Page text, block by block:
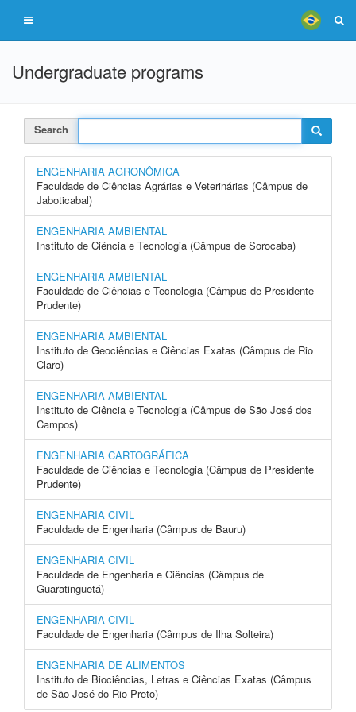
Undergraduate programs
Search
ENGENHARIA AGRONÔMICA
Faculdade de Ciências Agrárias e Veterinárias (Câmpus de
Jaboticabal)
ENGENHARIA AMBIENTAL
Instituto de Ciência e Tecnologia (Câmpus de Sorocaba)
ENGENHARIA AMBIENTAL
Faculdade de Ciências e Tecnologia (Câmpus de Presidente
Prudente)
ENGENHARIA AMBIENTAL
Instituto de Geociências e Ciências Exatas (Câmpus de Rio
Claro)
ENGENHARIA AMBIENTAL
Instituto de Ciência e Tecnologia (Câmpus de São José dos
Campos)
ENGENHARIA CARTOGRÁFICA
Faculdade de Ciências e Tecnologia (Câmpus de Presidente
Prudente)
ENGENHARIA CIVIL
Faculdade de Engenharia (Câmpus de Bauru)
ENGENHARIA CIVIL
Faculdade de Engenharia e Ciências (Câmpus de
Guaratinguetá)
ENGENHARIA CIVIL
Faculdade de Engenharia (Câmpus de Ilha Solteira)
ENGENHARIA DE ALIMENTOS
Instituto de Biociências, Letras e Ciências Exatas (Câmpus
de São José do Rio Preto)